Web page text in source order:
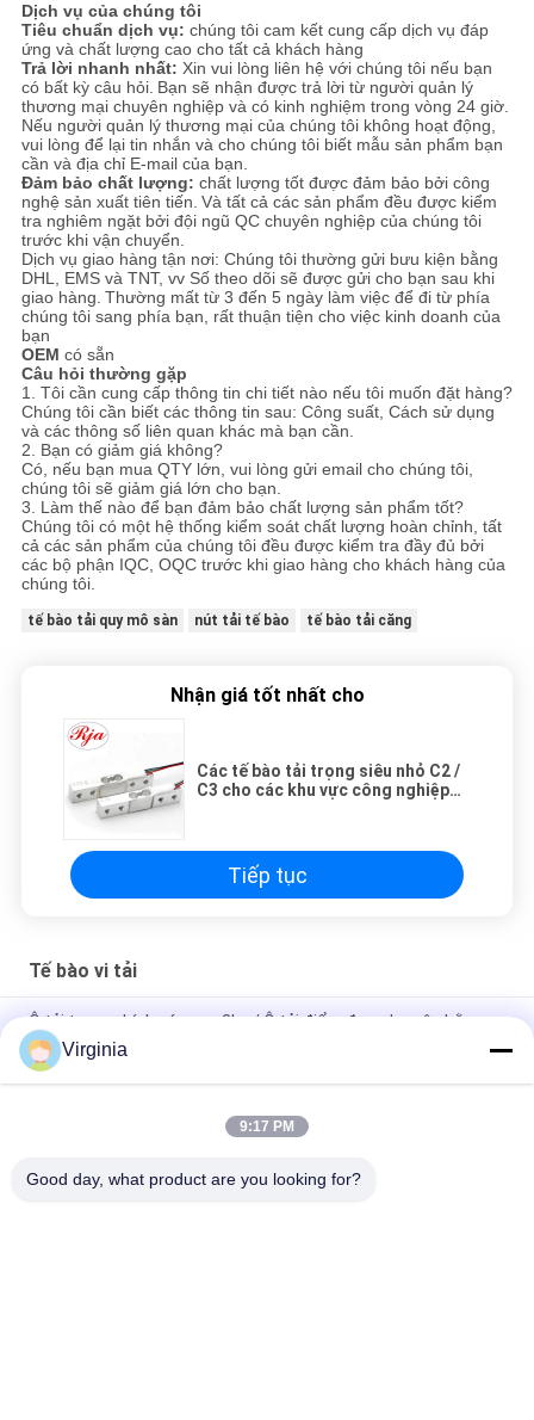
Dịch vụ của chúng tôi
Tiêu chuẩn dịch vụ: chúng tôi cam kết cung cấp dịch vụ đáp
ứng và chất lượng cao cho tất cả khách hàng
Trả lời nhanh nhất: Xin vui lòng liên hệ với chúng tôi nếu bạn
có bất kỳ câu hỏi. Bạn sẽ nhận được trả lời từ người quản lý
thương mại chuyên nghiệp và có kinh nghiệm trong vòng 24 giờ.
Nếu người quản lý thương mại của chúng tôi không hoạt động,
vui lòng để lại tin nhắn và cho chúng tôi biết mẫu sản phẩm bạn
cần và địa chỉ E-mail của bạn.
Đảm bảo chất lượng: chất lượng tốt được đảm bảo bởi công
nghệ sản xuất tiên tiến. Và tất cả các sản phẩm đều được kiểm
tra nghiêm ngặt bởi đội ngũ QC chuyên nghiệp của chúng tôi
trước khi vận chuyển.
Dịch vụ giao hàng tận nơi: Chúng tôi thường gửi bưu kiện bằng
DHL, EMS và TNT, vv Số theo dõi sẽ được gửi cho bạn sau khi
giao hàng. Thường mất từ ​​3 đến 5 ngày làm việc để đi từ phía
chúng tôi sang phía bạn, rất thuận tiện cho việc kinh doanh của
bạn
OEM có sẵn
Câu hỏi thường gặp
1. Tôi cần cung cấp thông tin chi tiết nào nếu tôi muốn đặt hàng?
Chúng tôi cần biết các thông tin sau: Công suất, Cách sử dụng
và các thông số liên quan khác mà bạn cần.
2. Bạn có giảm giá không?
Có, nếu bạn mua QTY lớn, vui lòng gửi email cho chúng tôi,
chúng tôi sẽ giảm giá lớn cho bạn.
3. Làm thế nào để bạn đảm bảo chất lượng sản phẩm tốt?
Chúng tôi có một hệ thống kiểm soát chất lượng hoàn chỉnh, tất
cả các sản phẩm của chúng tôi đều được kiểm tra đầy đủ bởi
các bộ phận IQC, OQC trước khi giao hàng cho khách hàng của
chúng tôi.
tế bào tải quy mô sàn nút tải tế bào tế bào tải căng
Nhận giá tốt nhất cho
Các tế bào tải trọng siêu nhỏ C2 /
C3 cho các khu vực công nghiệp
Tiếp tục
Tế bào vi tải
Ô tải trọng chính xác cao 3kg / Ô tải điểm đơn cho cân bằng
điện tử
Bếp có kích thước siêu nhỏ, 3kg - 50kg Đầu ra tương tự
DC5V - Cảm biến trọng lượng nhỏ 10V với cảm biến điện trở
Virginia
9:17 PM
Good day, what product are you looking for?